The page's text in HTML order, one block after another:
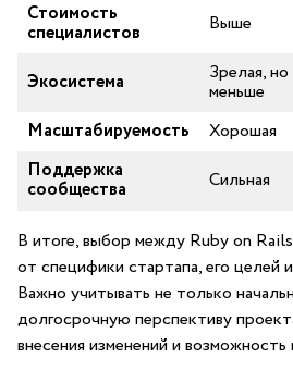
Стоимость
‍специалистов Выше
Экосистема Зрелая, но
меньше
Масштабируемость
Хорошая
Поддержка
сообщества Сильная
В итоге,⁢ выбор между Ruby on‌
от специфики стартапа, его ⁤целей
Важно⁣ учитывать не только
долгосрочную⁢ перспективу
внесения изменений и